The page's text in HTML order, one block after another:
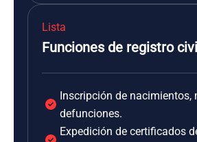
Lista
Funciones de registro
Inscripción de nacimientos,
defunciones.
Expedición de certificados